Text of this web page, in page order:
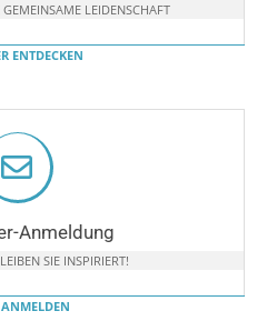
LEIDENSCHAFT
ENTDECKEN
Anmeldung
SIE INSPIRIERT!
ANMELDEN